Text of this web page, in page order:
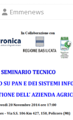
Emmenews